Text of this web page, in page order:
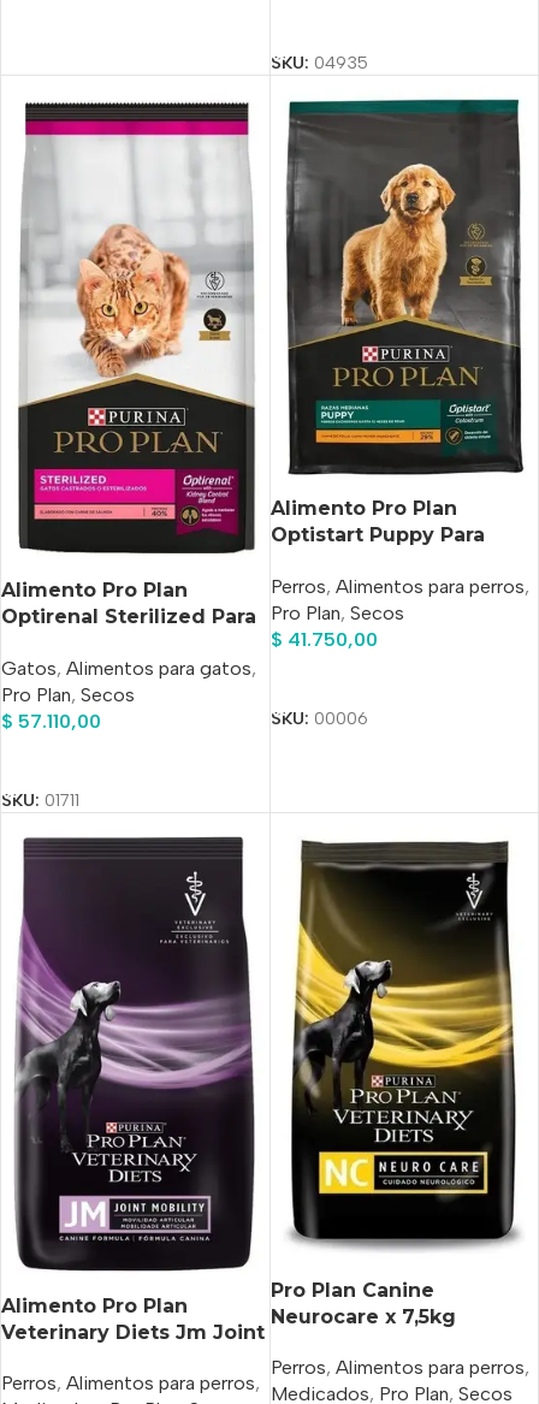
SKU: 04935
Alimento Pro Plan
Optirenal Sterilized Para
Salmón Y Arroz En Bolsa
De 3 kg
Gatos, Alimentos para gatos,
Pro Plan, Secos
$ 57.110,00
SKU: 01711
Alimento Pro Plan
Optistart Puppy Para
Mediana Sabor Pollo En
Bolsa De 3 kg
Perros, Alimentos para perros,
Pro Plan, Secos
$ 41.750,00
SKU: 00006
Alimento Pro Plan
Veterinary Diets Jm Joint
Las Edades Todos Los
Perros, Alimentos para perros,
Pro Plan Canine
Neurocare x 7,5kg
Perros, Alimentos para perros,
Medicados, Pro Plan, Secos